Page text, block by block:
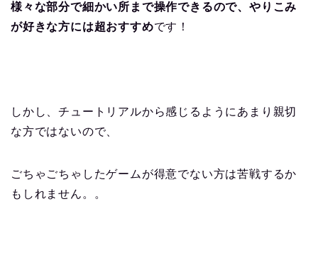
様々な部分で細かい所まで操作できるので、やりこみ
が好きな方には超おすすめです！
しかし、チュートリアルから感じるようにあまり親切
な方ではないので、
ごちゃごちゃしたゲームが得意でない方は苦戦するか
もしれません。。